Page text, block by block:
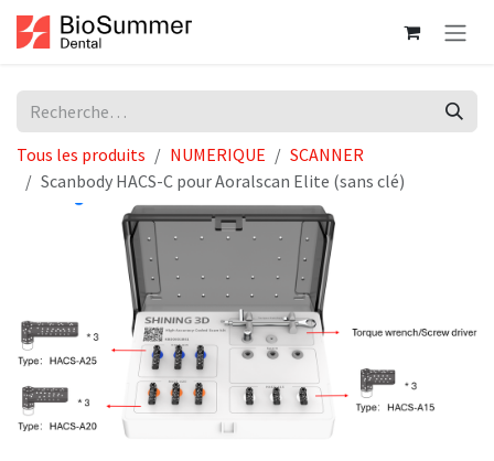
Se rendre au contenu
Tous les produits NUMERIQUE
SCANNER
Scanbody HACS-C pour Aoralscan Elite (sans clé)